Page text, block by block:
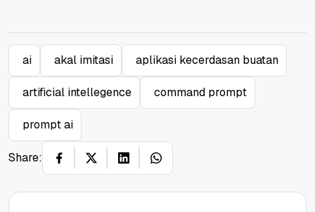
ai akal imitasi aplikasi kecerdasan buatan
artificial intellegence command prompt
prompt ai
Share: